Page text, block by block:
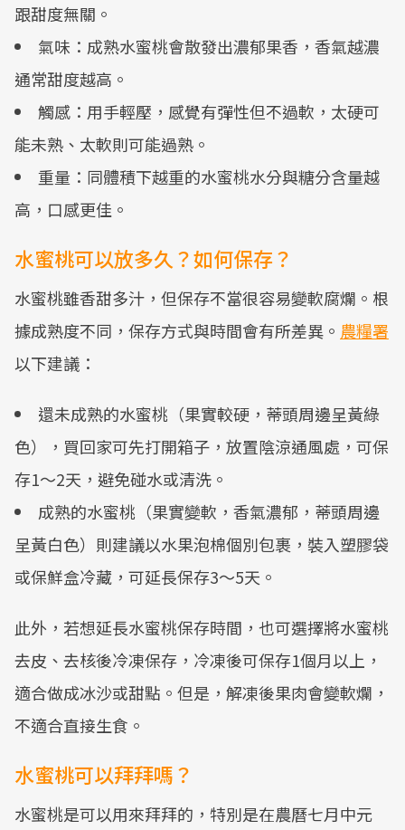
跟甜度無關。
氣味：成熟水蜜桃會散發出濃郁果香，香氣越濃
通常甜度越高。
觸感：用手輕壓，感覺有彈性但不過軟，太硬可
能未熟、太軟則可能過熟。
重量：同體積下越重的水蜜桃水分與糖分含量越
高，口感更佳。
水蜜桃可以放多久？如何保存？
水蜜桃雖香甜多汁，但保存不當很容易變軟腐爛。根
據成熟度不同，保存方式與時間會有所差異。 農糧署
以下建議：
還未成熟的水蜜桃（果實較硬，蒂頭周邊呈黃綠
色），買回家可先打開箱子，放置陰涼通風處，可保
存1～2天，避免碰水或清洗。
成熟的水蜜桃（果實變軟，香氣濃郁，蒂頭周邊
呈黃白色）則建議以水果泡棉個別包裹，裝入塑膠袋
或保鮮盒冷藏，可延長保存3～5天。
此外，若想延長水蜜桃保存時間，也可選擇將水蜜桃
去皮、去核後冷凍保存，冷凍後可保存1個月以上，
適合做成冰沙或甜點。但是，解凍後果肉會變軟爛，
不適合直接生食。
水蜜桃可以拜拜嗎？
水蜜桃是可以用來拜拜的，特別是在農曆七月中元